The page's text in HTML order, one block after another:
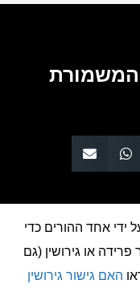
המשמורת
אחד ההורים כדי
או גירושין (גם
האם גישור גירושין